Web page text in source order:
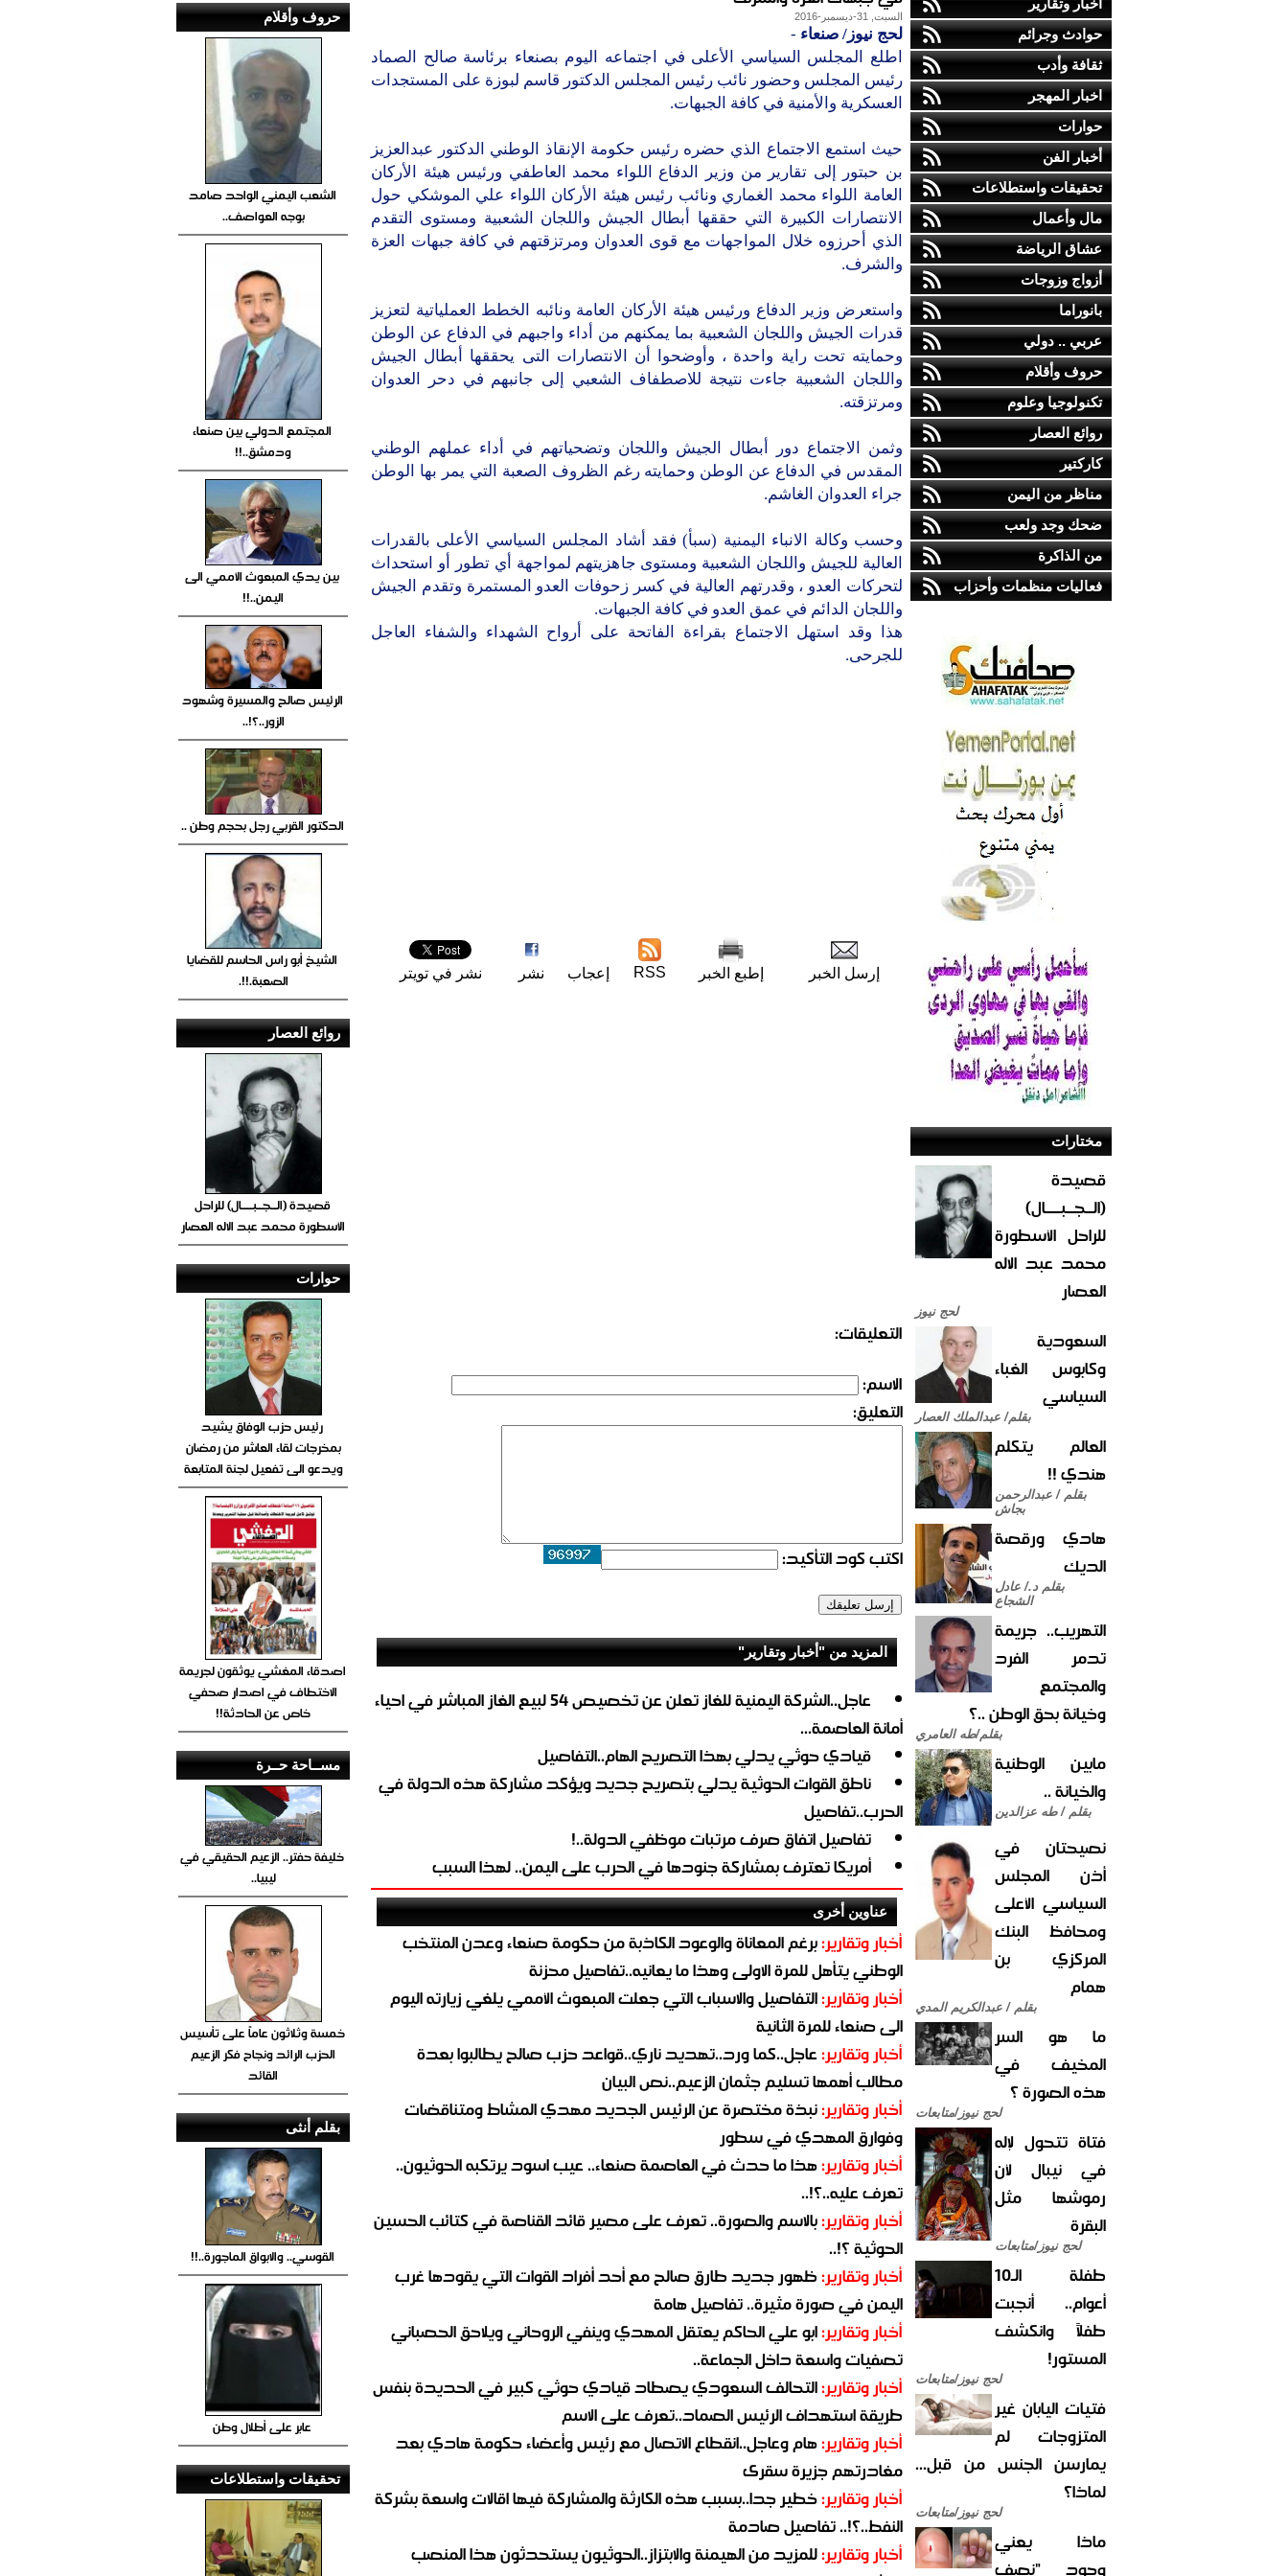
أخبار وتقارير
حوادث وجرائم
ثقافة وأدب
اخبار المهجر
حوارات
أخبار الفن
تحقيقات واستطلاعات
مال وأعمال
عشاق الرياضة
أزواج وزوجات
بانوراما
عربي .. دولي
حروف وأقلام
تكنولوجيا وعلوم
روائع العصار
كاركتير
مناظر من اليمن
ضحك وجد ولعب
من الذاكرة
فعاليات منظمات وأحزاب
مختارات
قصيدة
(الــجــبــــال)
للراحل الأسطورة
محمد عبد الاله
العصار
لحج نيوز
السعودية
وكابوس الغباء
السياسي
بقلم/ عبدالملك العصار
العالم يتكلم
هندي !!
بقلم / عبدالرحمن
بجاش
هادي ورقصة
الديك
بقلم د./ عادل
الشجاع
التهريب.. جريمة
تدمر الفرد
والمجتمع
وخيانة بحق الوطن ..؟
بقلم/طه العامري
مابين الوطنية
والخيانة ..
بقلم / طه عزالدين
نصيحتان في
أذن المجلس
السياسي الأعلى
ومحافظ البنك
المركزي بن
همام
بقلم / عبدالكريم المدي
ما هو السر
المخيف في
هذه الصورة ؟
لحج نيوز/متابعات
فتاة تتحول لإله
في نيبال لأن
رموشها مثل
البقرة
لحج نيوز/متابعات
طفلة الـ10
أعوام.. أنجبت
طفلاً وانكشف
المستور!
لحج نيوز/متابعات
فتيات اليابان غير
المتزوجات لم
يمارسن الجنس من قبل...
لماذا؟
لحج نيوز/متابعات
ماذا يعني
وجود "نصف
السبت, 31-ديسمبر-2016
لحج نيوز/ صنعاء -
اطلع المجلس السياسي الأعلى في اجتماعه اليوم بصنعاء برئاسة صالح الصماد
رئيس المجلس وحضور نائب رئيس المجلس الدكتور قاسم لبوزة على المستجدات
العسكرية والأمنية في كافة الجبهات.
حيث استمع الاجتماع الذي حضره رئيس حكومة الإنقاذ الوطني الدكتور عبدالعزيز
بن حبتور إلى تقارير من وزير الدفاع اللواء محمد العاطفي ورئيس هيئة الأركان
العامة اللواء محمد الغماري ونائب رئيس هيئة الأركان اللواء علي الموشكي حول
الانتصارات الكبيرة التي حققها أبطال الجيش واللجان الشعبية ومستوى التقدم
الذي أحرزوه خلال المواجهات مع قوى العدوان ومرتزقتهم في كافة جبهات العزة
والشرف.
واستعرض وزير الدفاع ورئيس هيئة الأركان العامة ونائبه الخطط العملياتية لتعزيز
قدرات الجيش واللجان الشعبية بما يمكنهم من أداء واجبهم في الدفاع عن الوطن
وحمايته تحت راية واحدة ، وأوضحوا أن الانتصارات التى يحققها أبطال الجيش
واللجان الشعبية جاءت نتيجة للاصطفاف الشعبي إلى جانبهم في دحر العدوان
ومرتزقته.
وثمن الاجتماع دور أبطال الجيش واللجان وتضحياتهم في أداء عملهم الوطني
المقدس في الدفاع عن الوطن وحمايته رغم الظروف الصعبة التي يمر بها الوطن
جراء العدوان الغاشم.
وحسب وكالة الانباء اليمنية (سبأ) فقد أشاد المجلس السياسي الأعلى بالقدرات
العالية للجيش واللجان الشعبية ومستوى جاهزيتهم لمواجهة أي تطور أو استحداث
لتحركات العدو ، وقدرتهم العالية في كسر زحوفات العدو المستمرة وتقدم الجيش
واللجان الدائم في عمق العدو في كافة الجبهات.
هذا وقد استهل الاجتماع بقراءة الفاتحة على أرواح الشهداء والشفاء العاجل
للجرحى.
إرسل الخبر إطبع الخبر RSS إعجاب نشر نشر في تويتر
التعليقات:
الاسم:
التعليق:
اكتب كود التأكيد:
المزيد من "أخبار وتقارير"
عاجل..الشركة اليمنية للغاز تعلن عن تخصيص 54 لبيع الغاز المباشر في احياء
أمانة العاصمة...
قيادي حوثي يدلي بهذا التصريح الهام..التفاصيل
ناطق القوات الحوثية يدلي بتصريح جديد ويؤكد مشاركة هذه الدولة في
الحرب..تفاصيل
تفاصيل اتفاق صرف مرتبات موظفي الدولة..!
أمريكا تعترف بمشاركة جنودها في الحرب على اليمن.. لهذا السبب
عناوين أخرى
أخبار وتقارير:برغم المعاناة والوعود الكاذبة من حكومة صنعاء وعدن المنتخب
الوطني يتأهل للمرة الاولى وهذا ما يعانيه..تفاصيل محزنة
أخبار وتقارير:التفاصيل والاسباب التي جعلت المبعوث الأممي يلغي زيارته اليوم
الى صنعاء للمرة الثانية
أخبار وتقارير:عاجل..كما ورد..تهديد ناري..قواعد حزب صالح يطالبوا بعدة
مطالب أهمها تسليم جثمان الزعيم..نص البيان
أخبار وتقارير:نبذة مختصرة عن الرئيس الجديد مهدي المشاط ومتناقضات
وفوارق المهدي في سطور
أخبار وتقارير:هذا ما حدث في العاصمة صنعاء.. عيب اسود يرتكبه الحوثيون..
تعرف عليه..؟!..
أخبار وتقارير:بالاسم والصورة.. تعرف على مصير قائد القناصة في كتائب الحسين
الحوثية ؟!..
أخبار وتقارير:ظهور جديد طارق صالح مع أحد أفراد القوات التي يقودها غرب
اليمن في صورة مثيرة.. تفاصيل هامة
أخبار وتقارير:ابو علي الحاكم يعتقل المهدي وينفي الروحاني ويلاحق الحصباني
تصفيات واسعة داخل الجماعة..
أخبار وتقارير:التحالف السعودي يصطاد قيادي حوثي كبير في الحديدة بنفس
طريقة استهداف الرئيس الصماد..تعرف على الاسم
أخبار وتقارير:هام وعاجل..انقطاع الاتصال مع رئيس وأعضاء حكومة هادي بعد
مغادرتهم جزيرة سقرى
أخبار وتقارير:خطير جدا..بسبب هذه الكارثة والمشاركة فيها اقالات واسعة بشركة
النفط..؟!.. تفاصيل صادمة
أخبار وتقارير:للمزيد من الهيمنة والابتزاز..الحوثيون يستحدثون هذا المنصب
حروف وأقلام
الشعب اليمني الواحد صامد
بوجه العواصف..
المجتمع الدولي بين صنعاء
ودمشق..!!
بين يدي المبعوث الأممي الى
اليمن..!!
الرئيس صالح والمسيرة وشهود
الزور..؟!..
الدكتور القربي رجل بحجم وطن ..
الشيخ أبو راس الحاسم للقضايا
الصعبة.!!.
روائع العصار
قصيدة (الــجــبــــال) للراحل
الأسطورة محمد عبد الاله العصار
حوارات
رئيس حزب الوفاق يشيد
بمخرجات لقاء العاشر من رمضان
ويدعو الى تفعيل لجنة المتابعة
اصدقاء المغشي يوثقون لجريمة
الاختطاف في اصدار صحفي
خاص عن الحادثة!!
مســاحة حــرة
خليفة حفتر.. الزعيم الحقيقي في
ليبيا..
خمسة وثلاثون عاماً على تأسيس
الحزب الرائد ونجاح فكر الزعيم
القائد
بقلم أنثى
القوسي.. والابواق الماجورة..!!
عابر على أطلال وطن
تحقيقات واستطلاعات